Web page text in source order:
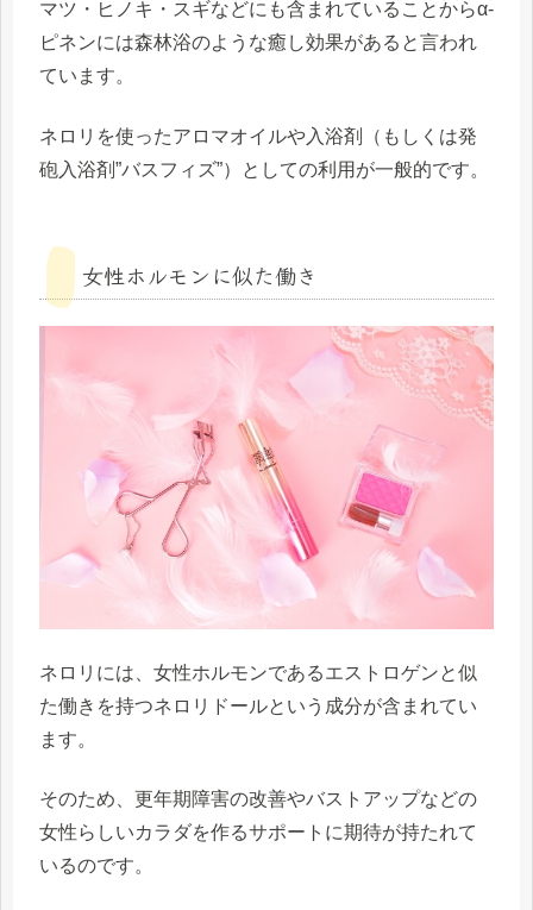
マツ・ヒノキ・スギなどにも含まれていることからα-
ピネンには森林浴のような癒し効果があると言われ
ています。
ネロリを使ったアロマオイルや入浴剤（もしくは発
砲入浴剤”バスフィズ”）としての利用が一般的です。
女性ホルモンに似た働き
ネロリには、女性ホルモンであるエストロゲンと似
た働きを持つネロリドールという成分が含まれてい
ます。
そのため、 更年期障害の改善やバストアップなどの
女性らしいカラダを作るサポート に期待が持たれて
いるのです。